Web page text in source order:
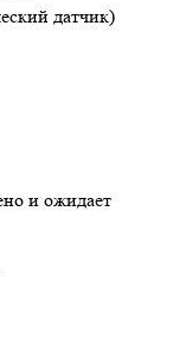
датчик)
и ожидает